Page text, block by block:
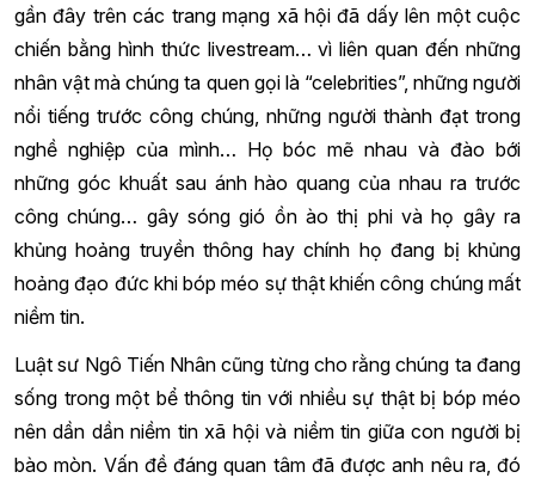
gần đây trên các trang mạng xã hội đã dấy lên một cuộc
chiến bằng hình thức livestream… vì liên quan đến những
nhân vật mà chúng ta quen gọi là “celebrities”, những người
nổi tiếng trước công chúng, những người thành đạt trong
nghề nghiệp của mình… Họ bóc mẽ nhau và đào bới
những góc khuất sau ánh hào quang của nhau ra trước
công chúng… gây sóng gió ồn ào thị phi và họ gây ra
khủng hoảng truyền thông hay chính họ đang bị khủng
hoảng đạo đức khi bóp méo sự thật khiến công chúng mất
niềm tin.
Luật sư Ngô Tiến Nhân cũng từng cho rằng chúng ta đang
sống trong một bể thông tin với nhiều sự thật bị bóp méo
nên dần dần niềm tin xã hội và niềm tin giữa con người bị
bào mòn. Vấn đề đáng quan tâm đã được anh nêu ra, đó